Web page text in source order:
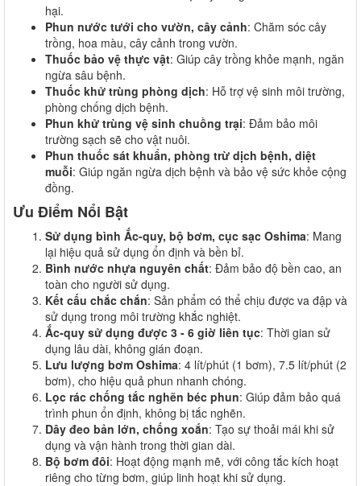
hại.
Phun nước tưới cho vườn, cây cảnh: Chăm sóc cây
trồng, hoa màu, cây cảnh trong vườn.
Thuốc bảo vệ thực vật: Giúp cây trồng khỏe mạnh, ngăn
ngừa sâu bệnh.
Thuốc khử trùng phòng dịch: Hỗ trợ vệ sinh môi trường,
phòng chống dịch bệnh.
Phun khử trùng vệ sinh chuồng trại: Đảm bảo môi
trường sạch sẽ cho vật nuôi.
Phun thuốc sát khuẩn, phòng trừ dịch bệnh, diệt
muỗi: Giúp ngăn ngừa dịch bệnh và bảo vệ sức khỏe cộng
đồng.
Ưu Điểm Nổi Bật
Sử dụng bình Ắc-quy, bộ bơm, cục sạc Oshima: Mang
lại hiệu quả sử dụng ổn định và bền bỉ.
Bình nước nhựa nguyên chất: Đảm bảo độ bền cao, an
toàn cho người sử dụng.
Kết cấu chắc chắn: Sản phẩm có thể chịu được va đập và
sử dụng trong môi trường khắc nghiệt.
Ắc-quy sử dụng được 3 - 6 giờ liên tục: Thời gian sử
dụng lâu dài, không gián đoạn.
Lưu lượng bơm Oshima: 4 lít/phút (1 bơm), 7.5 lít/phút (2
bơm), cho hiệu quả phun nhanh chóng.
Lọc rác chống tắc nghẽn béc phun: Giúp đảm bảo quá
trình phun ổn định, không bị tắc nghẽn.
Dây đeo bản lớn, chống xoắn: Tạo sự thoải mái khi sử
dụng và vận hành trong thời gian dài.
Bộ bơm đôi: Hoạt động mạnh mẽ, với công tắc kích hoạt
riêng cho từng bơm, giúp linh hoạt khi sử dụng.